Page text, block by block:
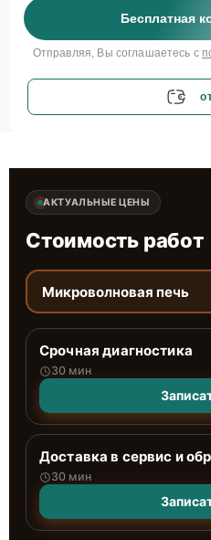
Бесплатная
Отправляя, Вы соглашаетесь с
АКТУАЛЬНЫЕ ЦЕНЫ
Стоимость работ
Микроволновая печь
Срочная диагностика
30 мин
Доставка в сервис и
30 мин